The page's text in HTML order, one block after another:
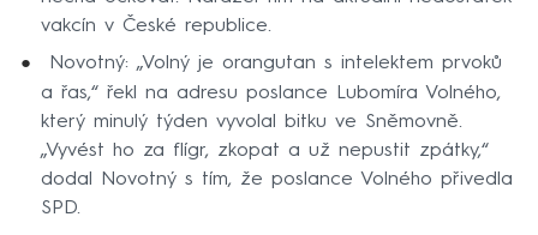
vakcín v České republice.
Novotný: „Volný je orangutan s intelektem prvoků
a řas,“ řekl na adresu poslance Lubomíra Volného,
který minulý týden vyvolal bitku ve Sněmovně.
„Vyvést ho za flígr, zkopat a už nepustit zpátky,“
dodal Novotný s tím, že poslance Volného přivedla
SPD.